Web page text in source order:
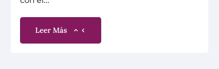
Leer Más